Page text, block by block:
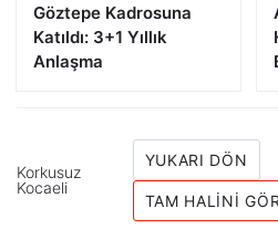
Göztepe Kadrosuna
Katıldı: 3+1 Yıllık
Anlaşma
Korkusuz
Kocaeli
YUKARI DÖN
TAM HALINI